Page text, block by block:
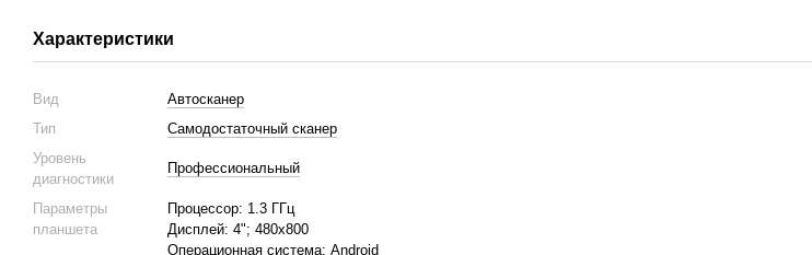
Характеристики
Вид
Автосканер
Тип
Самодостаточный сканер
Уровень
диагностики
Профессиональный
Параметры
планшета
Процессор: 1.3 ГГц
Дисплей: 4"; 480х800
Операционная система: Android